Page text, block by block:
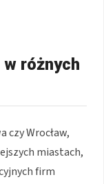
różnych
czy Wrocław,
miastach,
firm